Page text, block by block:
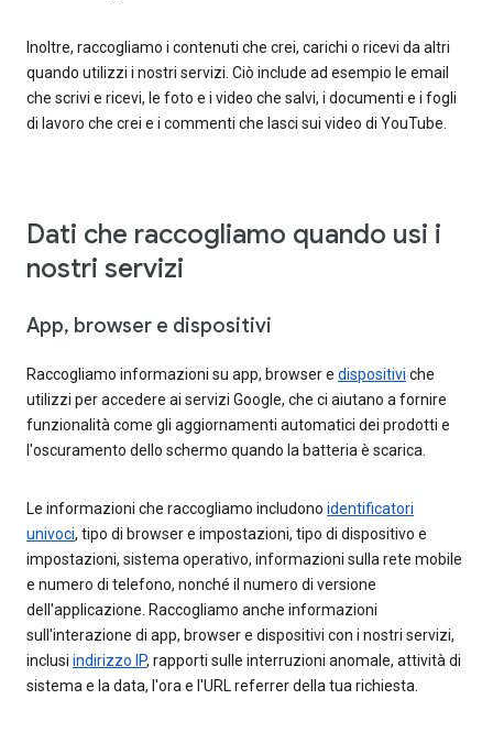
Inoltre, raccogliamo i contenuti che crei, carichi o ricevi da altri
quando utilizzi i nostri servizi. Ciò include ad esempio le email
che scrivi e ricevi, le foto e i video che salvi, i documenti e i fogli
di lavoro che crei e i commenti che lasci sui video di YouTube.
Dati che raccogliamo quando usi i
nostri servizi
App, browser e dispositivi
Raccogliamo informazioni su app, browser e dispositivi che
utilizzi per accedere ai servizi Google, che ci aiutano a fornire
funzionalità come gli aggiornamenti automatici dei prodotti e
l'oscuramento dello schermo quando la batteria è scarica.
Le informazioni che raccogliamo includono identificatori
univoci, tipo di browser e impostazioni, tipo di dispositivo e
impostazioni, sistema operativo, informazioni sulla rete mobile
e numero di telefono, nonché il numero di versione
dell'applicazione. Raccogliamo anche informazioni
sull'interazione di app, browser e dispositivi con i nostri servizi,
inclusi indirizzo IP, rapporti sulle interruzioni anomale, attività di
sistema e la data, l'ora e l'URL referrer della tua richiesta.